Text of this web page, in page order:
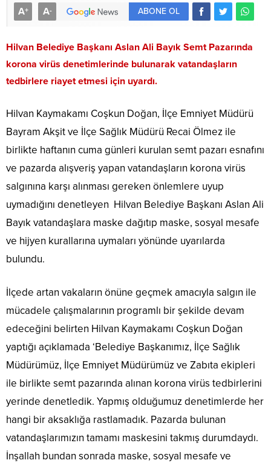
A+ A- ABONE OL
Hilvan Belediye Başkanı Aslan Ali Bayık Semt Pazarında
korona virüs denetimlerinde bulunarak vatandaşların
tedbirlere riayet etmesi için uyardı.
Hilvan Kaymakamı Coşkun Doğan, İlçe Emniyet Müdürü
Bayram Akşit ve İlçe Sağlık Müdürü Recai Ölmez ile
birlikte haftanın cuma günleri kurulan semt pazarı esnafını
ve pazarda alışveriş yapan vatandaşların korona virüs
salgınına karşı alınması gereken önlemlere uyup
uymadığını denetleyen Hilvan Belediye Başkanı Aslan Ali
Bayık vatandaşlara maske dağıtıp maske, sosyal mesafe
ve hijyen kurallarına uymaları yönünde uyarılarda
bulundu.
İlçede artan vakaların önüne geçmek amacıyla salgın ile
mücadele çalışmalarının programlı bir şekilde devam
edeceğini belirten Hilvan Kaymakamı Coşkun Doğan
yaptığı açıklamada ‘Belediye Başkanımız, İlçe Sağlık
Müdürümüz, İlçe Emniyet Müdürümüz ve Zabıta ekipleri
ile birlikte semt pazarında alınan korona virüs tedbirlerini
yerinde denetledik. Yapmış olduğumuz denetimlerde her
hangi bir aksaklığa rastlamadık. Pazarda bulunan
vatandaşlarımızın tamamı maskesini takmış durumdaydı.
İnşallah bundan sonrada maske, sosyal mesafe ve